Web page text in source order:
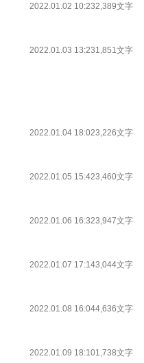
2022.01.02 10:232,389文字
2022.01.03 13:231,851文字
2022.01.04 18:023,226文字
2022.01.05 15:423,460文字
2022.01.06 16:323,947文字
2022.01.07 17:143,044文字
2022.01.08 16:044,636文字
2022.01.09 18:101,738文字